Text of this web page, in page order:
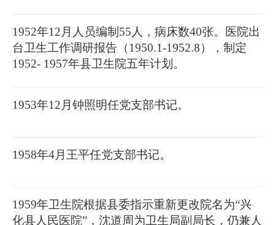
1952年12月人员编制55人，病床数40张。医院出
台卫生工作调研报告（1950.1-1952.8），制定
1952- 1957年县卫生院五年计划。
1953年12月钟照明任党支部书记。
1958年4月王平任党支部书记。
1959年卫生院根据县委指示重新更改院名为“兴
化县人民医院”，沈道周为卫生局副局长，仍兼人